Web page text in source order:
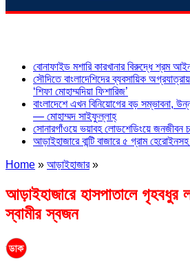
বোনাফাইড মশারি কারখানার বিরুদ্ধে শ্রম
সৌদিতে বাংলাদেশিদের ব্যবসায়িক
‘শিফা মোহাম্মদিয়া ফিশারিজ’
বাংলাদেশে এখন বিনিয়োগের বড় সম্ভাবনা,
— মোহাম্মদ সাইফুল্লাহ্
সোনারগাঁওয়ে ভয়াবহ লোডশেডিংয়ে জনজীবন
আড়াইহাজারে বান্টি বাজারে ৫ গ্রাম
Home » আড়াইহাজার»
আড়াইহাজারে হাসপাতালে গৃহবধুর
স্বামীর স্বজন